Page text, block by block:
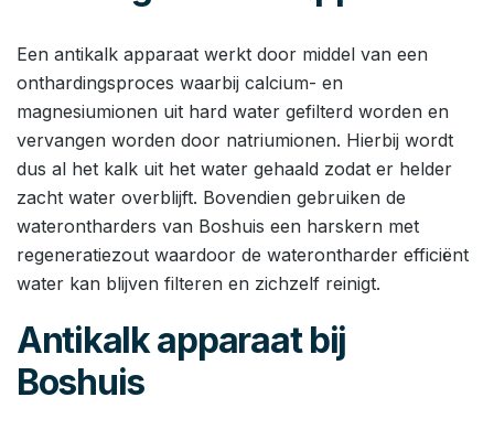
Een antikalk apparaat werkt door middel van een
onthardingsproces waarbij calcium- en
magnesiumionen uit hard water gefilterd worden en
vervangen worden door natriumionen. Hierbij wordt
dus al het kalk uit het water gehaald zodat er helder
zacht water overblijft. Bovendien gebruiken de
waterontharders van Boshuis een harskern met
regeneratiezout waardoor de waterontharder efficiënt
water kan blijven filteren en zichzelf reinigt.
Antikalk apparaat bij
Boshuis